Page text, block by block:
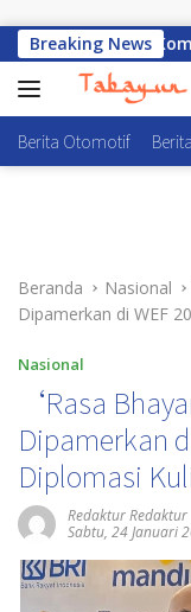
Breaking News
Sekadar
Berita Otomotif
Beranda Nasional
Dipamerkan di WEF
Nasional
‘Rasa
Dipamerkan
Diplomasi
Redaktur Redaktur
Sabtu, 24 Januari